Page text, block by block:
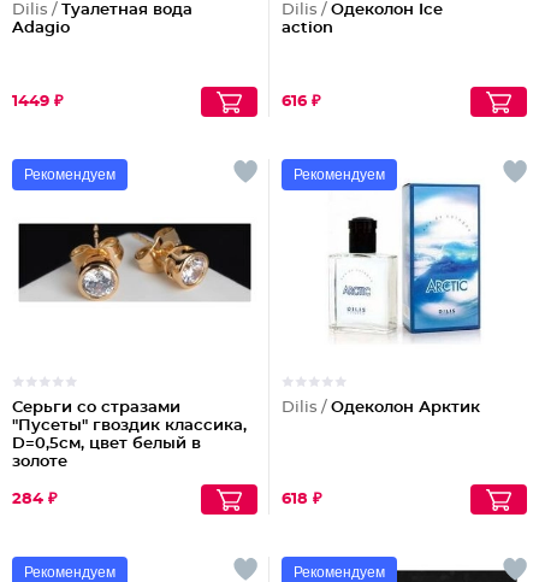
Dilis / Туалетная вода
Adagio
1449 ₽
Dilis / Одеколон Ice
action
616 ₽
Рекомендуем
Серьги со стразами
"Пусеты" гвоздик классика,
D=0,5см, цвет белый в
золоте
284 ₽
Рекомендуем
Dilis / Одеколон Арктик
618 ₽
Рекомендуем Рекомендуем